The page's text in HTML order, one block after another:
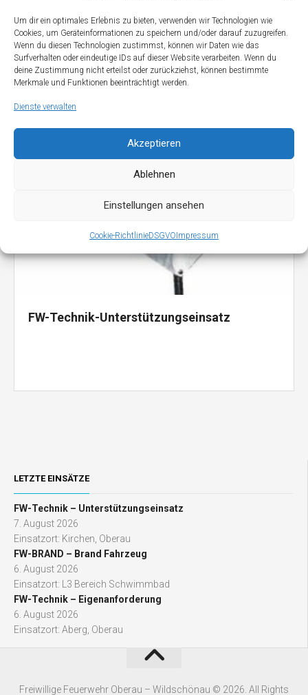
Um dir ein optimales Erlebnis zu bieten, verwenden wir Technologien wie
Cookies, um Geräteinformationen zu speichern und/oder darauf zuzugreifen.
Wenn du diesen Technologien zustimmst, können wir Daten wie das
Surfverhalten oder eindeutige IDs auf dieser Website verarbeiten. Wenn du
deine Zustimmung nicht erteilst oder zurückziehst, können bestimmte
Merkmale und Funktionen beeinträchtigt werden.
Dienste verwalten
Akzeptieren
Ablehnen
Einstellungen ansehen
Cookie-RichtlinieDSGVOImpressum
FW-Technik-Unterstützungseinsatz
LETZTE EINSÄTZE
FW-Technik – Unterstützungseinsatz
7. August 2026
Einsatzort: Kirchen, Oberau
FW-BRAND – Brand Fahrzeug
6. August 2026
Einsatzort: L3 Bereich Schwimmbad
FW-Technik – Eigenanforderung
6. August 2026
Einsatzort: Aberg, Oberau
Freiwillige Feuerwehr Oberau – Wildschönau © 2026. All Rights